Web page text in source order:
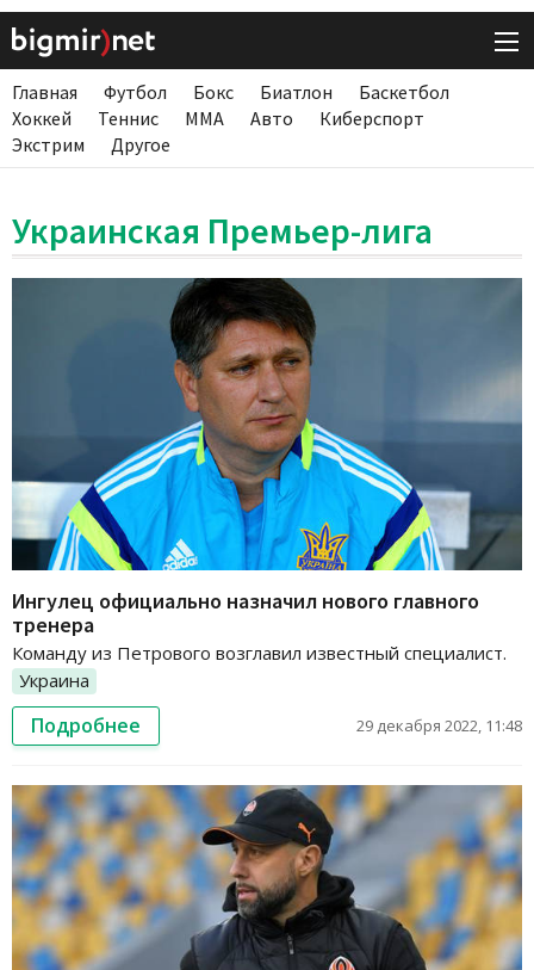
Главная Футбол Бокс Биатлон
Баскетбол
Хоккей
Теннис ММА Авто
Киберспорт
Экстрим
Другое
Украинская Премьер-лига
Ингулец официально назначил нового главного
тренера
Команду из Петрового возглавил известный специалист.
Украина
Подробнее 29 декабря 2022, 11:48